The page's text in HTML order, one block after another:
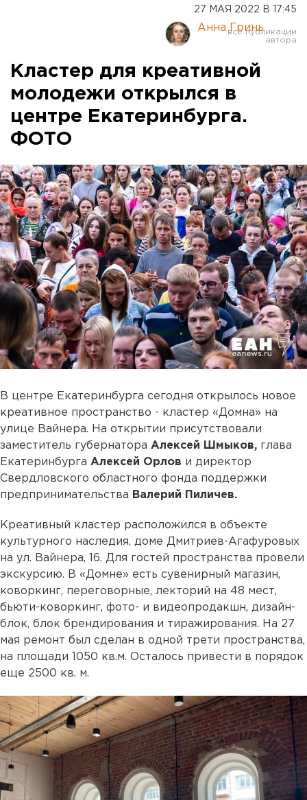
27 МАЯ 2022 В 17:45
Анна Гринь
Кластер для креативной
молодежи открылся в
центре Екатеринбурга.
ФОТО
В центре Екатеринбурга сегодня открылось новое
креативное пространство - кластер «Домна» на
улице Вайнера. На открытии присутствовали
заместитель губернатора Алексей Шмыков, глава
Екатеринбурга Алексей Орлов и директор
Свердловского областного фонда поддержки
предпринимательства Валерий Пиличев.
Креативный кластер расположился в объекте
культурного наследия, доме Дмитриев-Агафуровых
на ул. Вайнера, 16. Для гостей пространства провели
экскурсию. В «Домне» есть сувенирный магазин,
коворкинг, переговорные, лекторий на 48 мест,
бьюти-коворкинг, фото- и видеопродакшн, дизайн-
блок, блок брендирования и тиражирования. На 27
мая ремонт был сделан в одной трети пространства,
на площади 1050 кв.м. Осталось привести в порядок
еще 2500 кв. м.